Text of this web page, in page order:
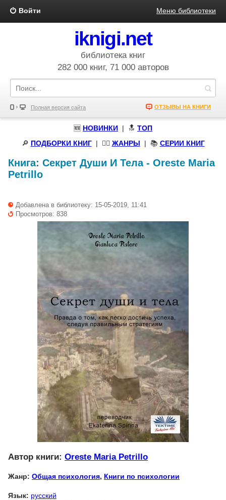
Войти Меню библиотеки
iknigi.net
библиотека книг
282 000 книг, 71 000 авторов
Полная версия сайта ОТЗЫВЫ НА КНИГИ
🆕 НОВИНКИ | 🔝 ТОП
🔎 ПОДБОРКИ КНИГ| 🧝‍♀️ ЖАНРЫ | 📚 СЕРИИ КНИГ
Книга: Секрет Души И Тела- Oreste Maria
Petrillo
Добавлена в библиотеку: 15-05-2019, 11:41
Просмотров: 838
Автор книги: Oreste Maria Petrillo
Жанр: Общая психология, Книги по психологии
Язык: русский